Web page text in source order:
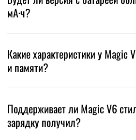
мА·ч?
Какие характеристики у Magic
и памяти?
Поддерживает ли Magic V6
зарядку получил?